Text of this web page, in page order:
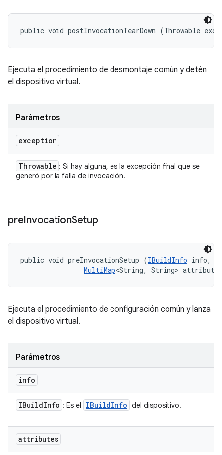
public void postInvocationTearDown (Throwable
Ejecuta el procedimiento de desmontaje común y detén
el dispositivo virtual.
Parámetros
exception
Throwable : Si hay alguna, es la excepción final que se
generó por la falla de invocación.
preInvocationSetup
public void preInvocationSetup (IBuildInfo info,
MultiMap<String, String>
Ejecuta el procedimiento de configuración común y lanza
el dispositivo virtual.
Parámetros
info
IBuildInfo : Es el IBuildInfo del dispositivo.
attributes